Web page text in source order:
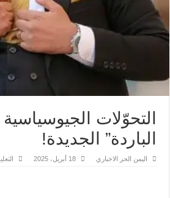
التحوّلات
الباردة” الجديدة!
اليمن الحر الاخباري 18 أبريل، 2025